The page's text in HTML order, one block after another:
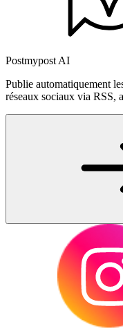
Postmypost AI
Publie automatiquement
réseaux sociaux via RSS,